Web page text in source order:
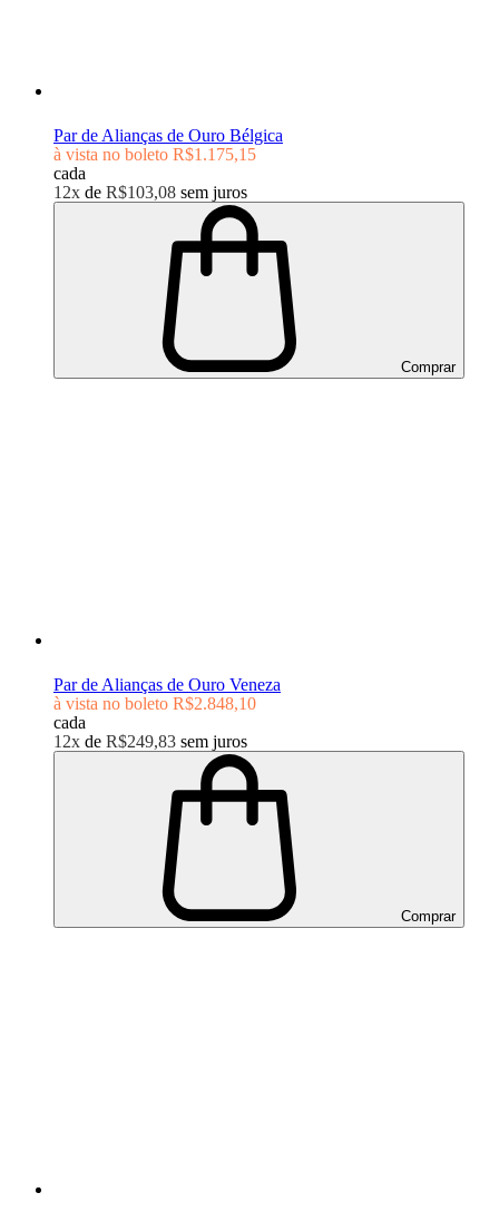
Par de Alianças de Ouro Bélgica
à vista no boleto R$1.175,15
cada
12x de R$103,08 sem juros
Comprar
Par de Alianças de Ouro Veneza
à vista no boleto R$2.848,10
cada
12x de R$249,83 sem juros
Comprar